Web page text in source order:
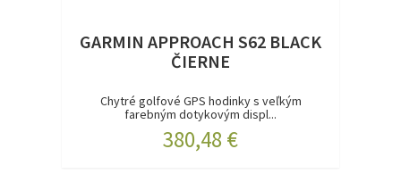
GARMIN APPROACH S62 BLACK
ČIERNE
Chytré golfové GPS hodinky s veľkým
farebným dotykovým displ...
380,48 €